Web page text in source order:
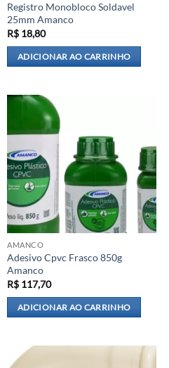
Registro Monobloco Soldavel
25mm Amanco
R$ 18,80
ADICIONAR AO CARRINHO
AMANCO
Adesivo Cpvc Frasco 850g
Amanco
R$ 117,70
ADICIONAR AO CARRINHO